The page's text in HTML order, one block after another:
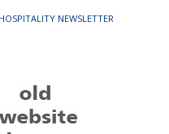
NEWSLETTER